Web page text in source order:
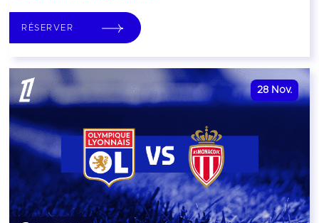
RÉSERVER
28 Nov.